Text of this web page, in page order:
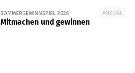
ANZEIGE
SOMMERGEWINNSPIEL 2026
Mitmachen und gewinnen